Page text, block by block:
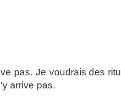
pas. Je voudrais des
arrive pas.